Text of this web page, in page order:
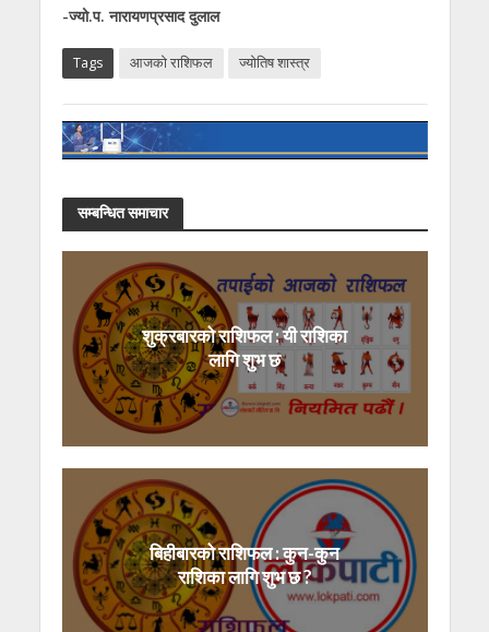
-ज्यो.प. नारायणप्रसाद दुलाल
Tags आजको राशिफल ज्याेतिष शास्त्र
सम्बन्धित समाचार
शुक्रबारको राशिफल : यी राशिका
लागि शुभ छ
बिहीबारको राशिफल : कुन-कुन
राशिका लागि शुभ छ ?